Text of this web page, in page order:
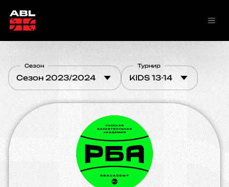
Сезон 2023/2024
Сезон
KIDS 13-14
Турнир